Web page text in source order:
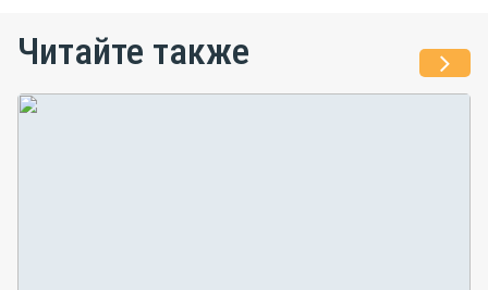
Читайте также